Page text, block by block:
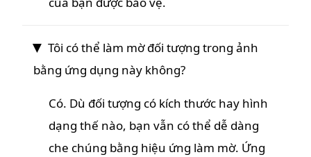
Tôi có thể làm mờ đối tượng trong ảnh
bằng ứng dụng này không?
Có. Dù đối tượng có kích thước hay hình
dạng thế nào, bạn vẫn có thể dễ dàng
che chúng bằng hiệu ứng làm mờ. Ứng